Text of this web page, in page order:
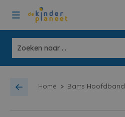
Home > Barts Hoofdband